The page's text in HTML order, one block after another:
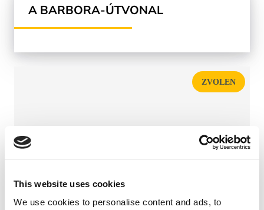
This website uses cookies
We use cookies to personalise content and ads, to
A BARBORA-ÚTVONAL
ZVOLEN